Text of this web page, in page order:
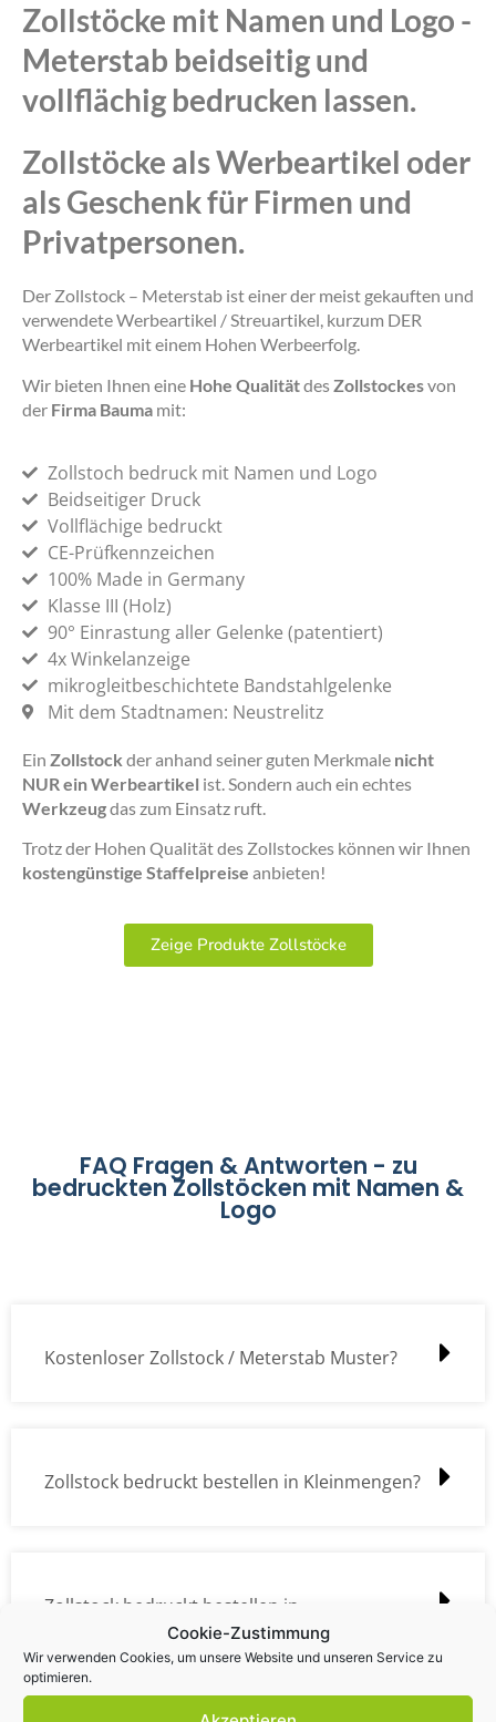
Cookie-Zustimmung
Wir verwenden Cookies, um unsere Website und unseren Service zu
optimieren.
Zollstöcke mit Namen und Logo -
Meterstab beidseitig und
vollflächig bedrucken lassen.
Zollstöcke als Werbeartikel oder
als Geschenk für Firmen und
Privatpersonen.
Der Zollstock – Meterstab ist einer der meist gekauften und
verwendete Werbeartikel / Streuartikel, kurzum DER
Werbeartikel mit einem Hohen Werbeerfolg.
Wir bieten Ihnen eine Hohe Qualitätdes Zollstockesvon
der Firma Bauma mit:
Zollstoch bedruck mit Namen und Logo
Beidseitiger Druck
Vollflächige bedruckt
CE-Prüfkennzeichen
100% Made in Germany
Klasse III (Holz)
90° Einrastung aller Gelenke (patentiert)
4x Winkelanzeige
mikrogleitbeschichtete Bandstahlgelenke
Mit dem Stadtnamen: Neustrelitz
Ein Zollstock der anhand seiner guten Merkmale nicht
NUR ein Werbeartikel ist. Sondern auch ein echtes
Werkzeugdas zum Einsatz ruft.
Trotz der Hohen Qualität des Zollstockes können wir Ihnen
kostengünstige Staffelpreise anbieten!
Zeige Produkte Zollstöcke
FAQ Fragen & Antworten - zu
bedruckten Zollstöcken mit Namen &
Logo
Kostenloser Zollstock / Meterstab Muster?
Zollstock bedruckt bestellen in Kleinmengen?
Zollstock bedruckt bestellen in